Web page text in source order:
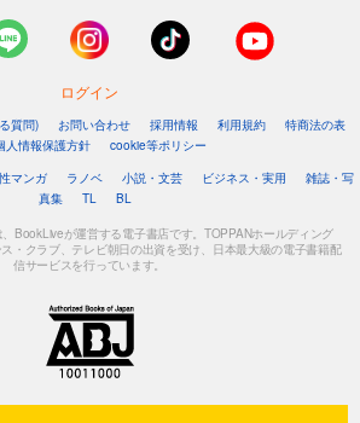
ログイン
質問) お問い合わせ 採用情報 利用規約
特商法の表
人情報保護方針
cookie等ポリシー
マンガ ラノベ 小説・文芸 ビジネス・実用
雑誌・写
真集
TL BL
BookLiveが運営する電子書店です。TOPPANホールディング
・クラブ、テレビ朝日の出資を受け、日本最大級の電子書籍配
信サービスを行っています。